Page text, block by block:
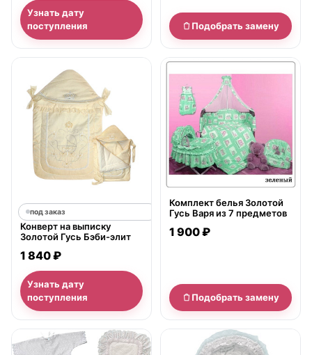
Узнать дату
поступления
Подобрать замену
под заказ
Конверт на выписку
Золотой Гусь Бэби-элит
1 840 ₽
Узнать дату
поступления
нет в продаже
Комплект белья Золотой
Гусь Варя из 7 предметов
1 900 ₽
Подобрать замену
нет в продаже